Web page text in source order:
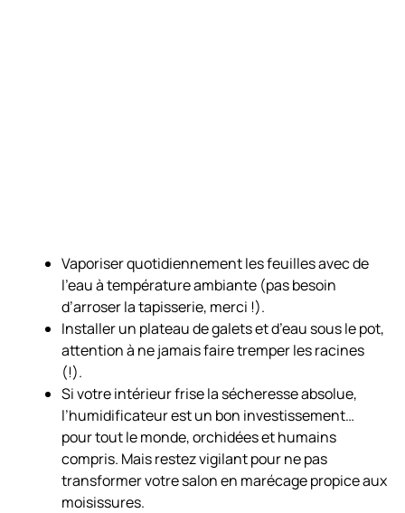
Vaporiser quotidiennement les feuilles avec de
l’eau à température ambiante (pas besoin
d’arroser la tapisserie, merci !).
Installer un plateau de galets et d’eau sous le pot,
attention à ne jamais faire tremper les racines
(!).
Si votre intérieur frise la sécheresse absolue,
l’humidificateur est un bon investissement…
pour tout le monde, orchidées et humains
compris. Mais restez vigilant pour ne pas
transformer votre salon en marécage propice aux
moisissures.